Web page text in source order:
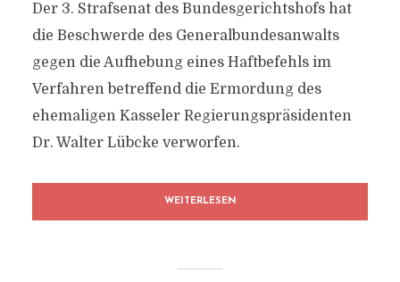
Der 3. Strafsenat des Bundesgerichtshofs hat
die Beschwerde des Generalbundesanwalts
gegen die Aufhebung eines Haftbefehls im
Verfahren betreffend die Ermordung des
ehemaligen Kasseler Regierungspräsidenten
Dr. Walter Lübcke verworfen.
WEITERLESEN